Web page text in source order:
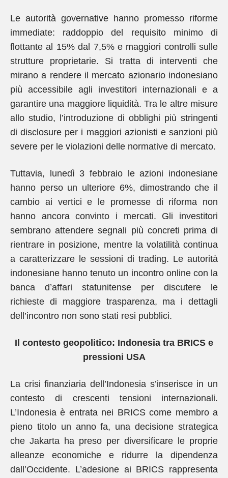
Le autorità governative hanno promesso riforme
immediate: raddoppio del requisito minimo di
flottante al 15% dal 7,5% e maggiori controlli sulle
strutture proprietarie. Si tratta di interventi che
mirano a rendere il mercato azionario indonesiano
più accessibile agli investitori internazionali e a
garantire una maggiore liquidità. Tra le altre misure
allo studio, l’introduzione di obblighi più stringenti
di disclosure per i maggiori azionisti e sanzioni più
severe per le violazioni delle normative di mercato.
Tuttavia, lunedì 3 febbraio le azioni indonesiane
hanno perso un ulteriore 6%, dimostrando che il
cambio ai vertici e le promesse di riforma non
hanno ancora convinto i mercati. Gli investitori
sembrano attendere segnali più concreti prima di
rientrare in posizione, mentre la volatilità continua
a caratterizzare le sessioni di trading. Le autorità
indonesiane hanno tenuto un incontro online con la
banca d’affari statunitense per discutere le
richieste di maggiore trasparenza, ma i dettagli
dell’incontro non sono stati resi pubblici.
Il contesto geopolitico: Indonesia tra BRICS e
pressioni USA
La crisi finanziaria dell’Indonesia s’inserisce in un
contesto di crescenti tensioni internazionali.
L’Indonesia è entrata nei BRICS come membro a
pieno titolo un anno fa, una decisione strategica
che Jakarta ha preso per diversificare le proprie
alleanze economiche e ridurre la dipendenza
dall’Occidente. L’adesione ai BRICS rappresenta